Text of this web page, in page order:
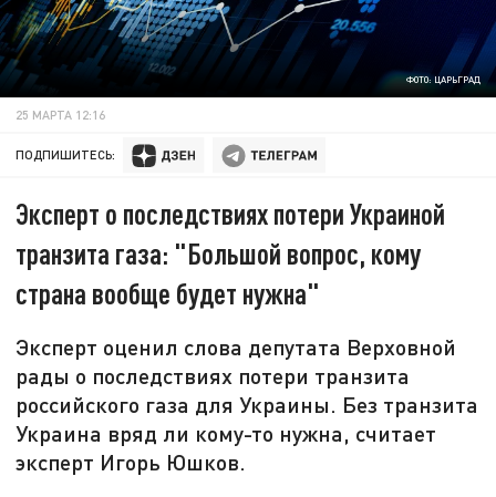
ФОТО: ЦАРЬГРАД
25 МАРТА 12:16
ПОДПИШИТЕСЬ:
Эксперт о последствиях потери Украиной
транзита газа: "Большой вопрос, кому
страна вообще будет нужна"
Эксперт оценил слова депутата Верховной
рады о последствиях потери транзита
российского газа для Украины. Без транзита
Украина вряд ли кому-то нужна, считает
эксперт Игорь Юшков.